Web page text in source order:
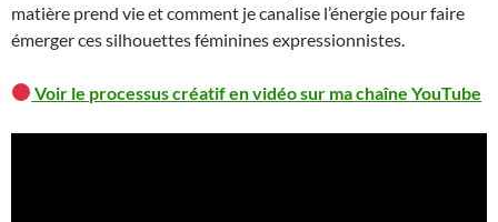
matière prend vie et comment je canalise l’énergie pour faire
émerger ces silhouettes féminines expressionnistes.
Voir le processus créatif en vidéo sur ma chaîne YouTube